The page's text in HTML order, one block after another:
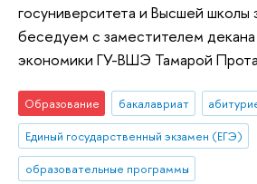
госуниверситета и Высшей
беседуем с заместителем декана
экономики ГУ-ВШЭ Тамарой
Образование бакалавриат
Единый государственный экзамен (ЕГЭ)
образовательные программы